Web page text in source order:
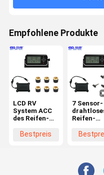
Empfohlene Produkte
LCD RV
System ACC
des Reifen-
Auto-TPMS
Bestpreis
7 Sensor-
Reifen-
für RV